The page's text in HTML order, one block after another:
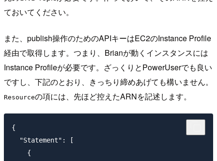
ておいてください。
また、publish操作のためのAPIキーはEC2のInstance Profile
経由で取得します。つまり、Brianが動くインスタンスには
Instance Profileが必要です。ざっくりとPowerUserでも良い
ですし、下記のとおり、きっちり締めあげても構いません。
Resourceの項には、先ほど控えたARNを記述します。
{
  "Statement": [
    {